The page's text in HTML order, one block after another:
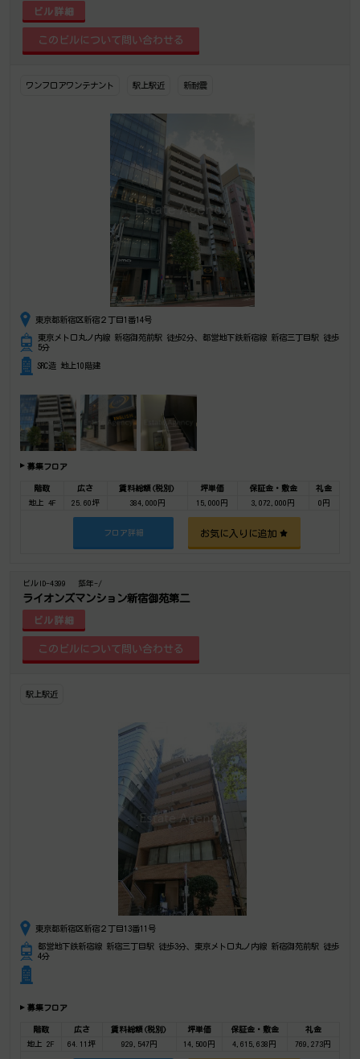
ビル詳細
ワンフロアワンテナント 駅上駅近 新耐震
東京都新宿区新宿２丁目1番14号
東京メトロ丸ノ内線 新宿御苑前駅 徒歩2分、都営地下鉄新宿線 新宿三丁目駅 徒歩
5分
SRC造 地上10階建
募集フロア
階数 広さ 賃料総額(税別) 坪単価 保証金・敷金
礼金
地上 4F
25.60坪 384,000円 15,000円 3,072,000円 0円
フロア詳細 お気に入りに追加
ビルID-4399 築年-/
ライオンズマンション新宿御苑第二
ビル詳細
駅上駅近
東京都新宿区新宿２丁目13番11号
都営地下鉄新宿線 新宿三丁目駅 徒歩3分、東京メトロ丸ノ内線 新宿御苑前駅 徒歩
4分
募集フロア
階数 広さ 賃料総額(税別) 坪単価 保証金・敷金
礼金
地上 2F
64.11坪 929,547円 14,500円 4,615,638円 769,273円